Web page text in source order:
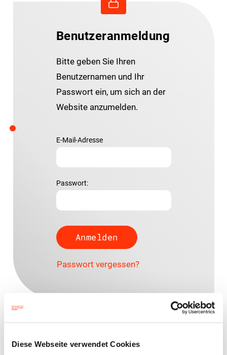
Diese Webseite verwendet Cookies
Benutzeranmeldung
Bitte geben Sie Ihren
Benutzernamen und Ihr
Passwort ein, um sich an der
Website anzumelden.
E-Mail-Adresse
Passwort:
Passwort vergessen?